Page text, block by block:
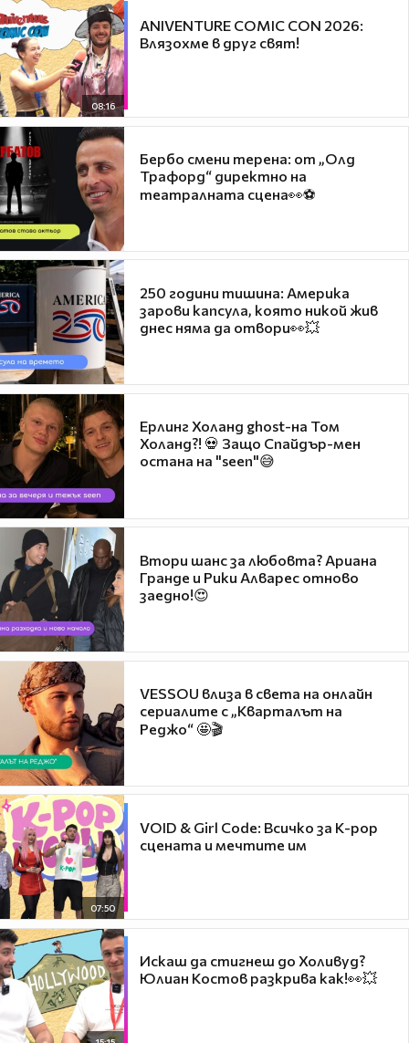
08:16
ANIVENTURE COMIC CON 2026:
Влязохме в друг свят!
Бербо смени терена: от „Олд
Трафорд“ директно на
театралната сцена👀⚽
250 години тишина: Америка
зарови капсула, която никой жив
днес няма да отвори👀💥
Ерлинг Холанд ghost-на Том
Холанд?! 💀 Защо Спайдър-мен
остана на "seen"😅
Втори шанс за любовта? Ариана
Гранде и Рики Алварес отново
заедно!😍
VESSOU влиза в света на онлайн
сериалите с „Кварталът на
Реджо“ 🤩🎬
07:50
VOID & Girl Code: Всичко за K-pop
сцената и мечтите им
Искаш да стигнеш до Холивуд?
Юлиан Костов разкрива как!👀💥